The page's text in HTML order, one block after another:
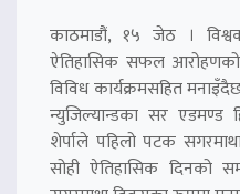
काठमाडौं, १५ जेठ ।
ऐतिहासिक सफल
विविध कार्यक्रमसहित
न्युजिल्यान्डका सर एडमण्ड
शेर्पाले पहिलो पटक
सोही ऐतिहासिक दिनको